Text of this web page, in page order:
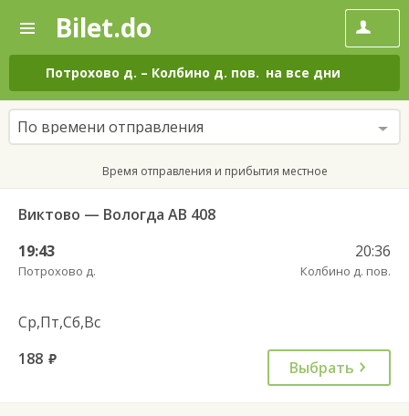
—
Поиск
и
покупка
билетов
на
автобус
онлайн
Bilet.do
Потрохово д. – Колбино д. пов. на все дни
По времени отправления
Время отправления и прибытия местное
Виктово — Вологда АВ 408
19:43
Потрохово д.
20:36
Колбино д. пов.
Ср,Пт,Сб,Вс
188 руб. Выбрать